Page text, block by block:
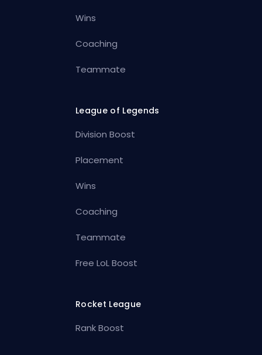
Wins
Coaching
Teammate
League of Legends
Division Boost
Placement
Wins
Coaching
Teammate
Free LoL Boost
Rocket League
Rank Boost